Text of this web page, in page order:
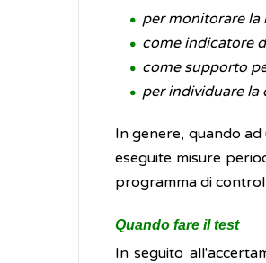
per monitorare la
come indicatore
come supporto
per individuare
In genere, quando
eseguite misure
programma di
Quando fare il test
In seguito